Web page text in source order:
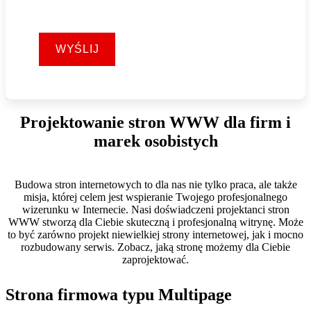
WYŚLIJ
Projektowanie stron WWW dla firm i
marek osobistych
Budowa stron internetowych to dla nas nie tylko praca, ale także
misja, której celem jest wspieranie Twojego profesjonalnego
wizerunku w Internecie. Nasi doświadczeni projektanci stron
WWW stworzą dla Ciebie skuteczną i profesjonalną witrynę. Może
to być zarówno projekt niewielkiej strony internetowej, jak i mocno
rozbudowany serwis. Zobacz, jaką stronę możemy dla Ciebie
zaprojektować.
Strona firmowa typu Multipage